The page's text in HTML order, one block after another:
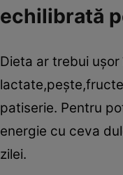
echilibrată
Dieta ar trebui
patiserie. Pentru
energie cu ceva
zilei.